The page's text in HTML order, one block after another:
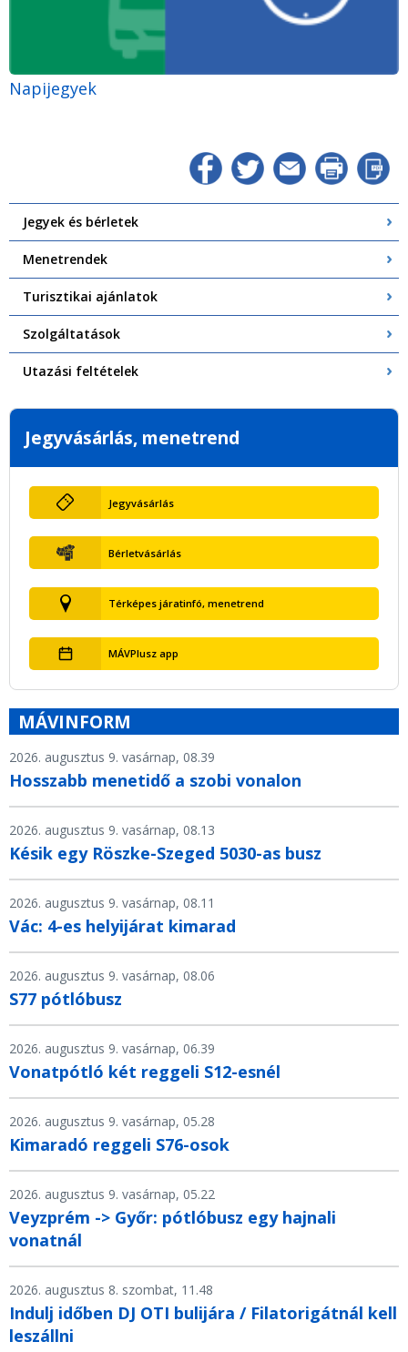
Napijegyek
Jegyek és bérletek
Menetrendek
Turisztikai ajánlatok
Szolgáltatások
Utazási feltételek
Jegyvásárlás, menetrend
Jegyvásárlás
Bérletvásárlás
Térképes járatinfó, menetrend
MÁVPlusz app
MÁVINFORM
2026. augusztus 9. vasárnap, 08.39
Hosszabb menetidő a szobi vonalon
2026. augusztus 9. vasárnap, 08.13
Késik egy Röszke-Szeged 5030-as busz
2026. augusztus 9. vasárnap, 08.11
Vác: 4-es helyijárat kimarad
2026. augusztus 9. vasárnap, 08.06
S77 pótlóbusz
2026. augusztus 9. vasárnap, 06.39
Vonatpótló két reggeli S12-esnél
2026. augusztus 9. vasárnap, 05.28
Kimaradó reggeli S76-osok
2026. augusztus 9. vasárnap, 05.22
Veyzprém -> Győr: pótlóbusz egy hajnali
vonatnál
2026. augusztus 8. szombat, 11.48
Indulj időben DJ OTI bulijára / Filatorigátnál kell
leszállni